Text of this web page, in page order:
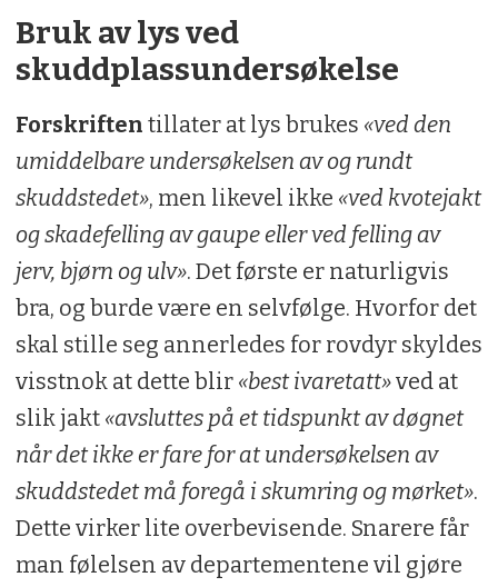
Bruk av lys ved
skuddplassundersøkelse
Forskriften tillater at lys brukes «ved den
umiddelbare undersøkelsen av og rundt
skuddstedet», men likevel ikke «ved kvotejakt
og skadefelling av gaupe eller ved felling av
jerv, bjørn og ulv». Det første er naturligvis
bra, og burde være en selvfølge. Hvorfor det
skal stille seg annerledes for rovdyr skyldes
visstnok at dette blir «best ivaretatt»ved at
slik jakt «avsluttes på et tidspunkt av døgnet
når det ikke er fare for at undersøkelsen av
skuddstedet må foregå i skumring og mørket».
Dette virker lite overbevisende. Snarere får
man følelsen av departementene vil gjøre